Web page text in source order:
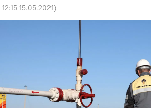
12:15 15.05.2021)